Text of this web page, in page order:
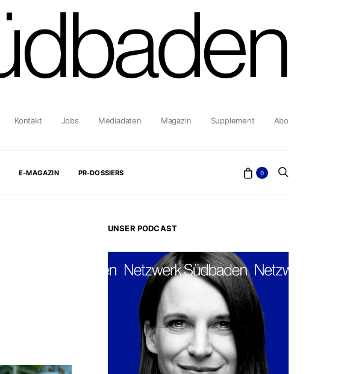
Kontakt Jobs Mediadaten Magazin Supplement Abo
E-MAGAZIN PR-DOSSIERS 0
UNSER PODCAST